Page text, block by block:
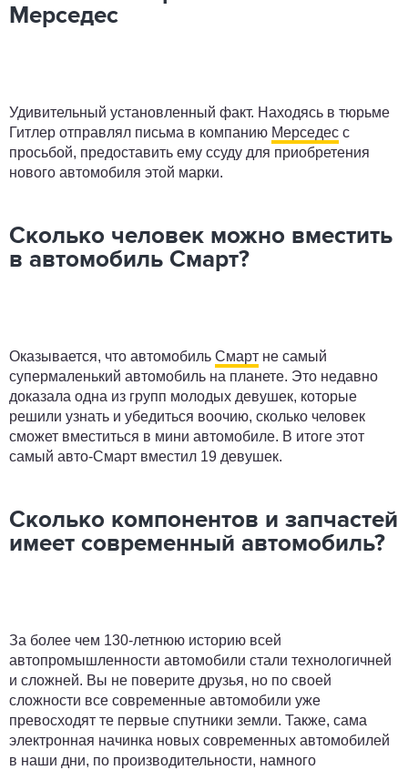
Мерседес
Удивительный установленный факт. Находясь в тюрьме
Гитлер отправлял письма в компанию Мерседес с
просьбой, предоставить ему ссуду для приобретения
нового автомобиля этой марки.
Сколько человек можно вместить
в автомобиль Смарт?
Оказывается, что автомобиль Смарт не самый
супермаленький автомобиль на планете. Это недавно
доказала одна из групп молодых девушек, которые
решили узнать и убедиться воочию, сколько человек
сможет вместиться в мини автомобиле. В итоге этот
самый авто-Смарт вместил 19 девушек.
Сколько компонентов и запчастей
имеет современный автомобиль?
За более чем 130-летнюю историю всей
автопромышленности автомобили стали технологичней
и сложней. Вы не поверите друзья, но по своей
сложности все современные автомобили уже
превосходят те первые спутники земли. Также, сама
электронная начинка новых современных автомобилей
в наши дни, по производительности, намного